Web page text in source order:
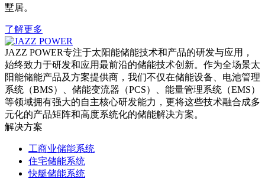
墅居。
了解更多
JAZZ POWER专注于太阳能储能技术和产品的研发与应用，
始终致力于研发和应用最前沿的储能技术创新。作为全场景太
阳能储能产品及方案提供商，我们不仅在储能设备、电池管理
系统（BMS）、储能变流器（PCS）、能量管理系统（EMS）
等领域拥有强大的自主核心研发能力，更将这些技术融合成多
元化的产品矩阵和高度系统化的储能解决方案。
解决方案
工商业储能系统
住宅储能系统
快艇储能系统